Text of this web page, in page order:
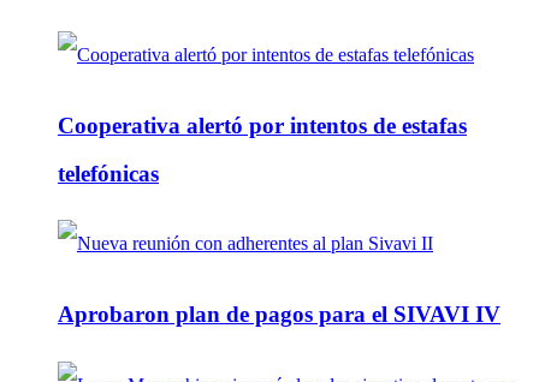
Cooperativa alertó por intentos de estafas
telefónicas
Aprobaron plan de pagos para el SIVAVI IV